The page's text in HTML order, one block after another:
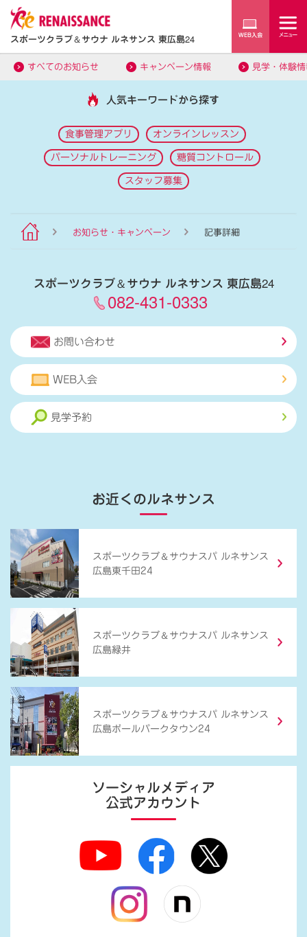
スポーツクラブ＆サウナ ルネサンス 東広島24
すべてのお知らせ キャンペーン情報 見学・体験
人気キーワードから探す
食事管理アプリ オンラインレッスン
パーソナルトレーニング 糖質コントロール
スタッフ募集
お知らせ・キャンペーン 記事詳細
スポーツクラブ＆サウナ ルネサンス 東広島24
082-431-0333
お問い合わせ
WEB入会
見学予約
お近くのルネサンス
スポーツクラブ ＆ サウナスパ ルネサンス
広島東千田24
スポーツクラブ ＆ サウナスパ ルネサンス
広島緑井
スポーツクラブ ＆ サウナスパ ルネサンス
広島ボールパークタウン24
ソーシャルメディア
公式アカウント